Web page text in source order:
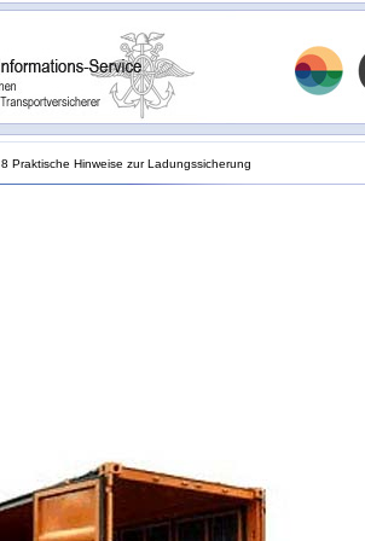
8 Praktische Hinweise zur Ladungssicherung